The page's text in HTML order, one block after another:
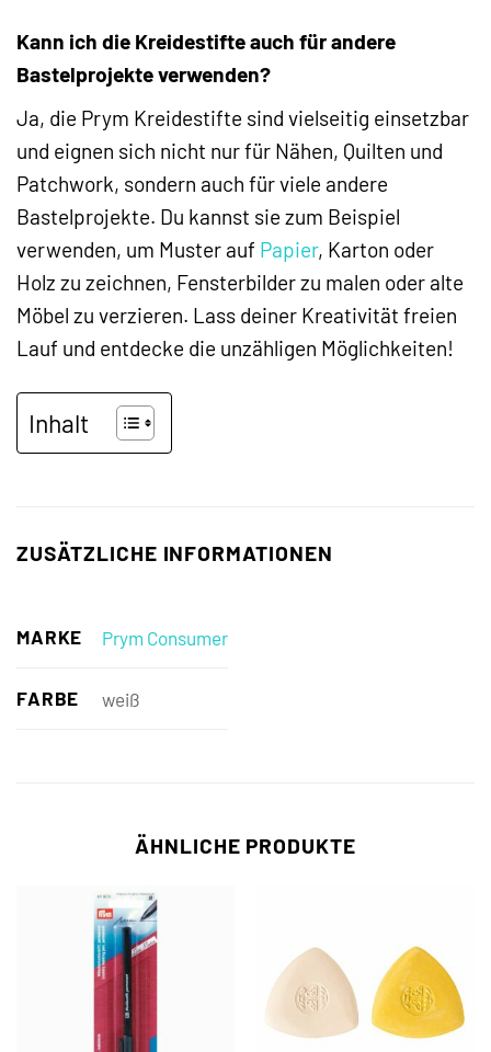
Kann ich die Kreidestifte auch für andere
Bastelprojekte verwenden?
Ja, die Prym Kreidestifte sind vielseitig einsetzbar
und eignen sich nicht nur für Nähen, Quilten und
Patchwork, sondern auch für viele andere
Bastelprojekte. Du kannst sie zum Beispiel
verwenden, um Muster auf Papier, Karton oder
Holz zu zeichnen, Fensterbilder zu malen oder alte
Möbel zu verzieren. Lass deiner Kreativität freien
Lauf und entdecke die unzähligen Möglichkeiten!
Inhalt
ZUSÄTZLICHE INFORMATIONEN
MARKE Prym Consumer
FARBE weiß
ÄHNLICHE PRODUKTE